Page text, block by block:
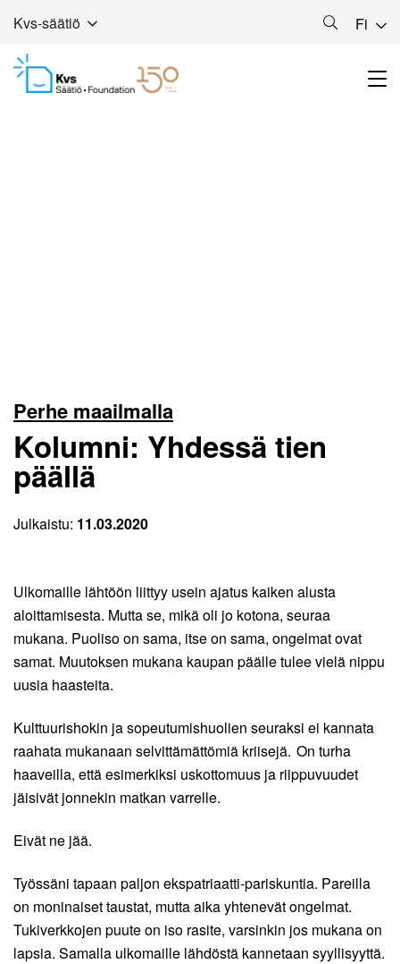
Kvs-säätiö Fi
Perhe maailmalla
Kolumni: Yhdessä tien
päällä
Julkaistu: 11.03.2020
Ulkomaille lähtöön liittyy usein ajatus kaiken alusta
aloittamisesta. Mutta se, mikä oli jo kotona, seuraa
mukana. Puoliso on sama, itse on sama, ongelmat ovat
samat. Muutoksen mukana kaupan päälle tulee vielä nippu
uusia haasteita.
Kulttuurishokin ja sopeutumishuolien seuraksi ei kannata
raahata mukanaan selvittämättömiä kriisejä. On turha
haaveilla, että esimerkiksi uskottomuus ja riippuvuudet
jäisivät jonnekin matkan varrelle.
Eivät ne jää.
Työssäni tapaan paljon ekspatriaatti-pariskuntia. Pareilla
on moninaiset taustat, mutta aika yhtenevät ongelmat.
Tukiverkkojen puute on iso rasite, varsinkin jos mukana on
lapsia. Samalla ulkomaille lähdöstä kannetaan syyllisyyttä.